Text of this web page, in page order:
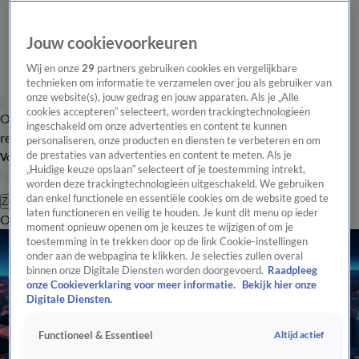
Overzicht Laatste nieuws Regionieuws Het beste van Hart
Tip de
redactie
Volg Hart van Nederland
Zoeken
OverzichtRegioUitzendingenWeerTip de redactiePanelVideo's
Jouw cookievoorkeuren
Wij en onze29 partners gebruiken cookies en vergelijkbare
technieken om informatie te verzamelen over jou als gebruiker van
onze website(s), jouw gedrag en jouw apparaten. Als je „Alle
cookies accepteren” selecteert, worden trackingtechnologieën
ingeschakeld om onze advertenties en content te kunnen
personaliseren, onze producten en diensten te verbeteren en om
de prestaties van advertenties en content te meten. Als je
„Huidige keuze opslaan” selecteert of je toestemming intrekt,
worden deze trackingtechnologieën uitgeschakeld. We gebruiken
dan enkel functionele en essentiële cookies om de website goed te
laten functioneren en veilig te houden. Je kunt dit menu op ieder
moment opnieuw openen om je keuzes te wijzigen of om je
toestemming in te trekken door op de link Cookie-instellingen
onder aan de webpagina te klikken. Je selecties zullen overal
binnen onze Digitale Diensten worden doorgevoerd. Raadpleeg
onze Cookieverklaring voor meer informatie.
Bekijk hier onze
Digitale Diensten.
Functioneel & Essentieel Altijd actief